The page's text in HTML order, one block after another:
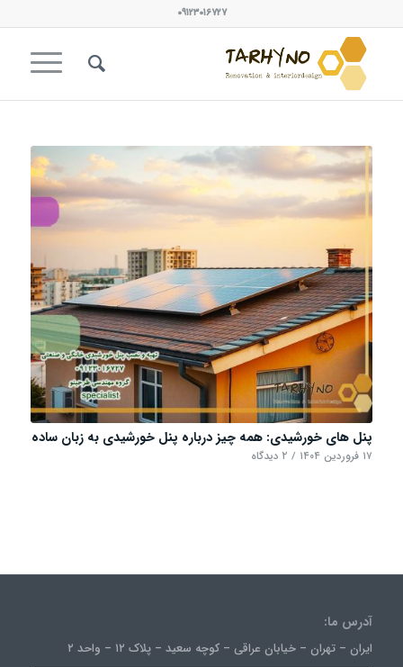
۰۹۱۲۳۰۱۶۷۲۷
پنل های خورشیدی: همه چیز درباره پنل خورشیدی به زبان ساده
۱۷ فروردین ۱۴۰۴ / ۲ دیدگاه
آدرس ما:
ایران – تهران – خیابان عراقی – کوچه سعید – پلاک ۱۲ – واحد ۲